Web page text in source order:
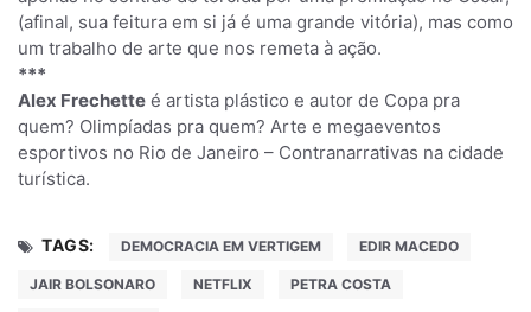
(afinal, sua feitura em si já é uma grande vitória), mas como
um trabalho de arte que nos remeta à ação.
***
Alex Frechette é artista plástico e autor de Copa pra
quem? Olimpíadas pra quem? Arte e megaeventos
esportivos no Rio de Janeiro – Contranarrativas na cidade
turística.
TAGS: DEMOCRACIA EM VERTIGEM EDIR MACEDO
JAIR BOLSONARO NETFLIX PETRA COSTA